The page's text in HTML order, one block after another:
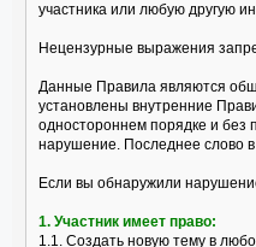
участника или любую другую
Нецензурные выражения
Данные Правила являются
установлены внутренние
одностороннем порядке и без
нарушение. Последнее слово
Если вы обнаружили
1. Участник имеет право:
1.1. Создать новую тему в